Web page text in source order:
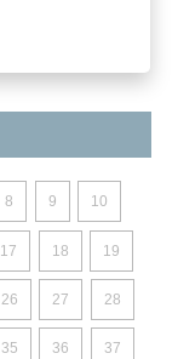
8 9 10
17 18 19
26 27 28
35 36 37